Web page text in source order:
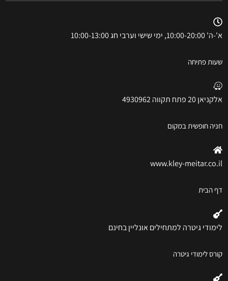
א'-ה' 10:00-20:00, ימי שישי וערבי חג 10:00-13:00
שעות פתיחה
אלקניאן 20 פתח תקווה 4930962
חניה חופשית במקום
www.kley-meitar.co.il
דף הבית
לימודי גיטרה למתחילים אונליין בחינם
קורס לימודי גיטרה